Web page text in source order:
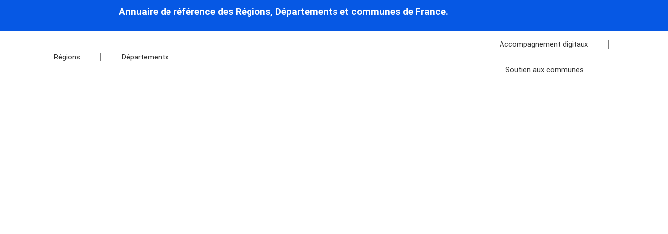
Annuaire de référence des Régions, Départements et communes de France.
Régions Départements
Accompagnement digitaux
Soutien aux communes